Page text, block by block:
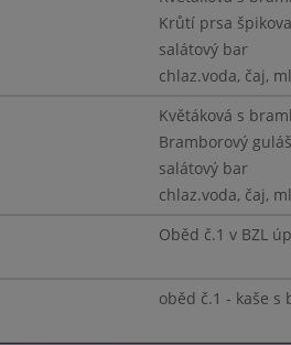
Krůtí prsa
salátový bar
chlaz.voda, čaj,
Květáková s
Bramborový
salátový bar
chlaz.voda, čaj,
Oběd č.1 v BZL
oběd č.1 - kaše s